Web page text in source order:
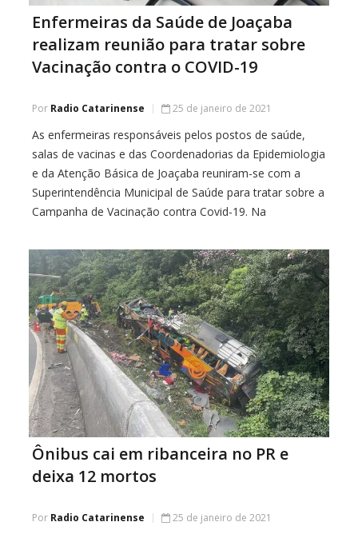
Enfermeiras da Saúde de Joaçaba
realizam reunião para tratar sobre
Vacinação contra o COVID-19
Por Radio Catarinense 25 de janeiro de 2021
As enfermeiras responsáveis pelos postos de saúde,
salas de vacinas e das Coordenadorias da Epidemiologia
e da Atenção Básica de Joaçaba reuniram-se com a
Superintendência Municipal de Saúde para tratar sobre a
Campanha de Vacinação contra Covid-19. Na
o público-alvo, forma de aplicação, conservação,
sistemas e demais
Ônibus cai em ribanceira no PR e
deixa 12 mortos
Por Radio Catarinense 25 de janeiro de 2021